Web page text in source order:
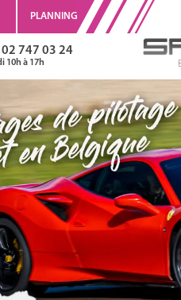
PLANNING
02 747 03 24
10h à 17h